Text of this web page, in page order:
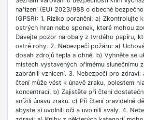
nařízení (EU) 2023/988 o obecné
(GPSR): 1. Riziko poranění: a) Zkontrolujte
ostrých hran nebo sponek, které mohou
Dávejte pozor na obaly z tvrdého papíru,
ostré rohy. 2. Nebezpečí požáru: a)
dosah zdrojů tepla a ohně. b) Vyhněte se
místech vystavených přímému slunečnímu
zabránili vznícení. 3. Nebezpečí pro zdraví:
čtení může vést k únavě zraku, bolestem
koncentrací. b) Zajistěte při čtení
snížili únavu zraku. c) Při čtení pravidelně
abyste si uvolnili oči a uvolnili svaly. 4.